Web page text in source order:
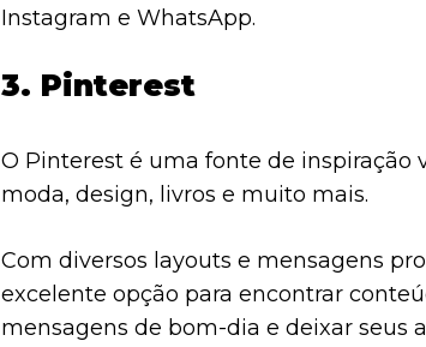
Instagram e WhatsApp.
3. Pinterest
O Pinterest é uma fonte de inspiração
moda, design, livros e muito mais.
Com diversos layouts e mensagens
excelente opção para encontrar
mensagens de bom-dia e deixar seus